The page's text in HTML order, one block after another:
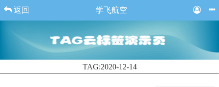
返回 学飞航空
TAG:2020-12-14